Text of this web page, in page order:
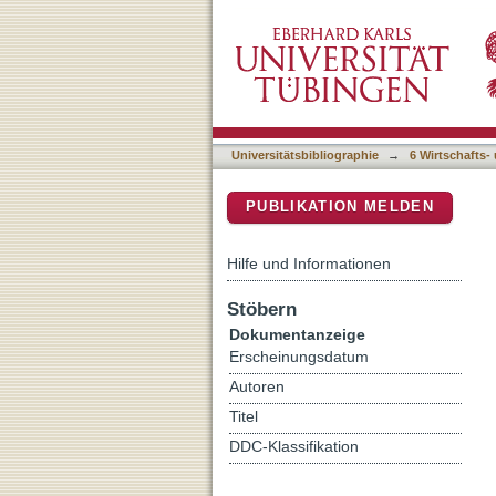
Universitätsbibliographie → 6 Wirtschafts-
PUBLIKATION MELDEN
Hilfe und Informationen
Stöbern
Dokumentanzeige
Erscheinungsdatum
Autoren
Titel
DDC-Klassifikation